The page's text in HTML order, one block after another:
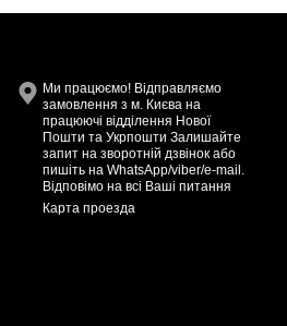
Ми працюємо! Відправляємо
замовлення з м. Києва на
працюючі відділення Нової
Пошти та Укрпошти Залишайте
запит на зворотній дзвінок або
пишіть на WhatsApp/viber/e-mail.
Відповімо на всі Ваші питання
Карта проезда